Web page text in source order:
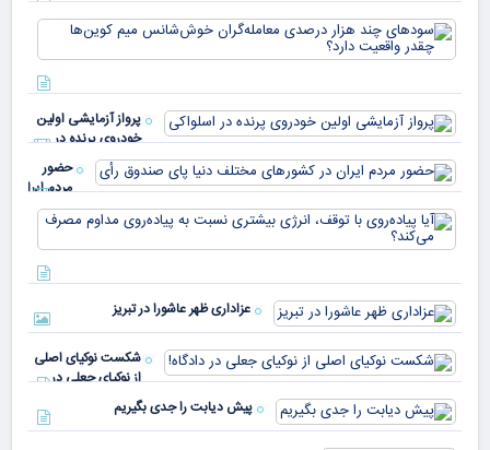
پرواز آزمایشی اولین
خودروی پرنده در
اسلواکی
حضور
مردم ایران
در
کشورهای
مختلف
دنیا پای
صندوق
عزاداری ظهر عاشورا در تبریز
شکست نوکیای اصلی
از نوکیای جعلی در
دادگاه!
پیش دیابت را جدی بگیریم